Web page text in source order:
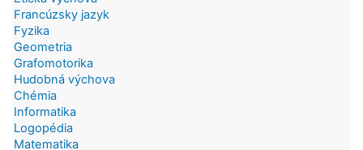
Francúzsky jazyk
Fyzika
Geometria
Grafomotorika
Hudobná výchova
Chémia
Informatika
Logopédia
Matematika